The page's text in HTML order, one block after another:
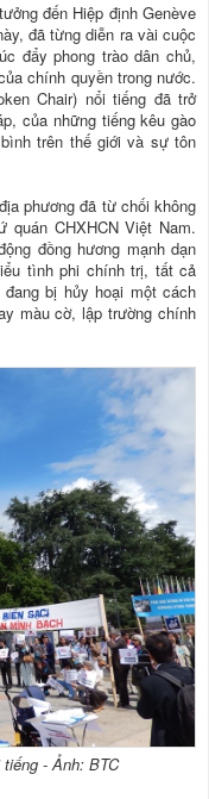
đến Hiệp định Genève
đã từng diễn ra vài cuộc
đẩy phong trào dân chủ,
chính quyền trong nước.
Chair) nổi tiếng đã trở
của những tiếng kêu gào
trên thế giới và sự tôn
phương đã từ chối không
CHXHCN Việt Nam.
đồng hương mạnh dạn
tình phi chính trị, tất cả
bị hủy hoại một cách
màu cờ, lập trường chính
- Ảnh: BTC